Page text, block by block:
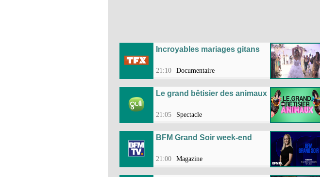
Incroyables mariages gitans
21:10 Documentaire
Le grand bêtisier des animaux
21:05 Spectacle
BFM Grand Soir week-end
21:00 Magazine